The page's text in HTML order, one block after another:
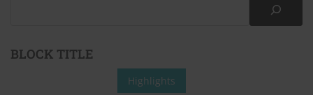
BLOCK TITLE
Highlights